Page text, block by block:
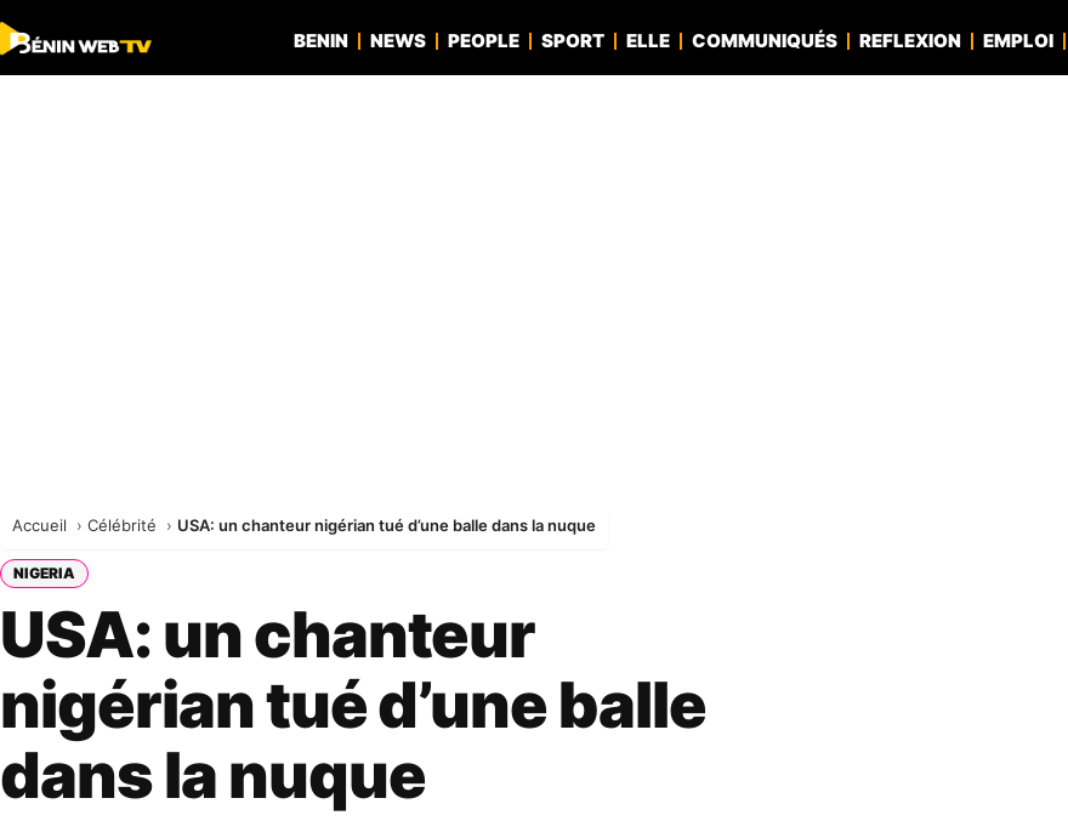
BENIN NEWS PEOPLE SPORT ELLE COMMUNIQUÉS REFLEXION EMPLOI
Accueil Célébrité USA: un chanteur nigérian tué d’une balle dans la nuque
NIGERIA
USA: un chanteur
nigérian tué d’une balle
dans la nuque